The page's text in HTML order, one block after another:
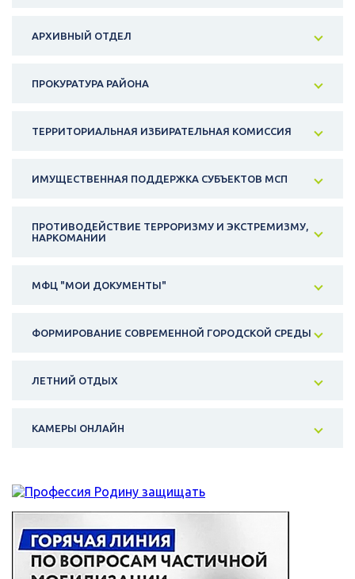
АРХИВНЫЙ ОТДЕЛ
ПРОКУРАТУРА РАЙОНА
ТЕРРИТОРИАЛЬНАЯ ИЗБИРАТЕЛЬНАЯ КОМИССИЯ
ИМУЩЕСТВЕННАЯ ПОДДЕРЖКА СУБЪЕКТОВ МСП
ПРОТИВОДЕЙСТВИЕ ТЕРРОРИЗМУ И ЭКСТРЕМИЗМУ,
НАРКОМАНИИ
МФЦ "МОИ ДОКУМЕНТЫ"
ФОРМИРОВАНИЕ СОВРЕМЕННОЙ ГОРОДСКОЙ СРЕДЫ
ЛЕТНИЙ ОТДЫХ
КАМЕРЫ ОНЛАЙН